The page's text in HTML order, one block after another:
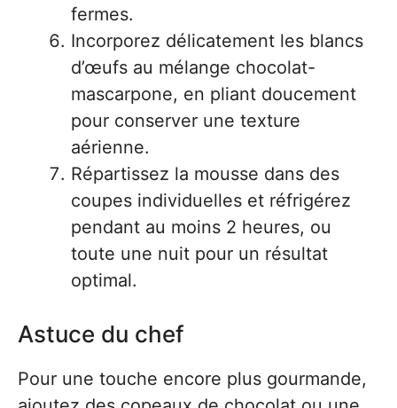
fermes.
Incorporez délicatement les blancs
d’œufs au mélange chocolat-
mascarpone, en pliant doucement
pour conserver une texture
aérienne.
Répartissez la mousse dans des
coupes individuelles et réfrigérez
pendant au moins 2 heures, ou
toute une nuit pour un résultat
optimal.
Astuce du chef
Pour une touche encore plus gourmande,